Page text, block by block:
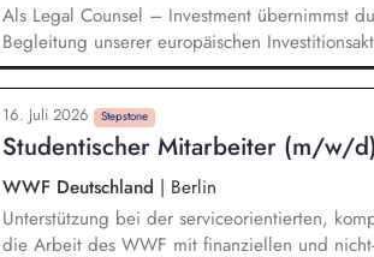
Als Legal Counsel – Investment übernimmst
Begleitung unserer europäischen
der ersten Analyse bis zum Abschluss,
pragmatische Lösungen in enger
Dabei arbeitest du an der Schnittstelle von
maßgeblich zum nachhaltigen Wachstum
Energien bei.
16. Juli 2026 Stepstone
Studentischer Mitarbeiter (m/w/
WWF Deutschland | Berlin
Unterstützung bei der serviceorientierten,
die Arbeit des WWF mit finanziellen und